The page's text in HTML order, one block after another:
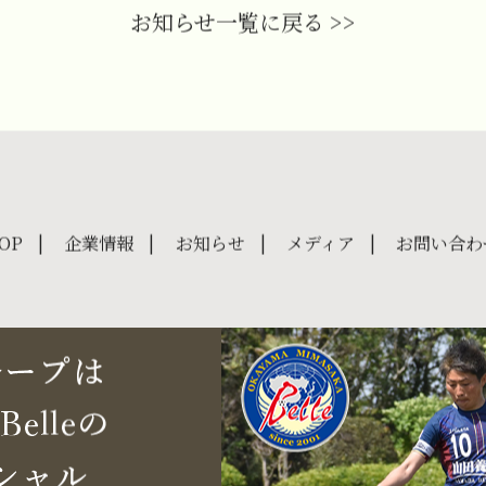
お知らせ一覧に戻る >>
企業情報 お知らせ メディア お問い合